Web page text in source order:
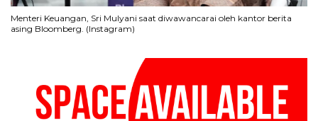
Menteri Keuangan, Sri Mulyani saat diwawancarai oleh kantor berita
asing Bloomberg. (Instagram)